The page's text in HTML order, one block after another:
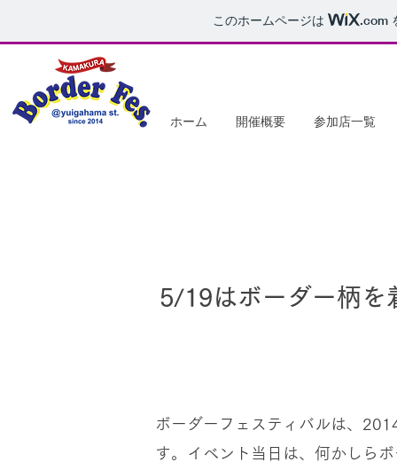
このホームページは .com
ホーム 開催概要 参加店一覧
5/19はボーダー柄を
ボーダーフェスティバルは、
す。イベント当日は、何かしら